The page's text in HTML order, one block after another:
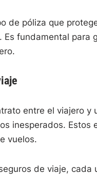
de póliza que
Es fundamental
entre el viajero
inesperados.
vuelos.
de viaje,